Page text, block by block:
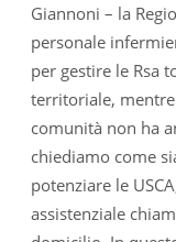
Giannoni – la
personale
per gestire le Rsa
territoriale,
comunità non ha
chiediamo come
potenziare le
assistenziale